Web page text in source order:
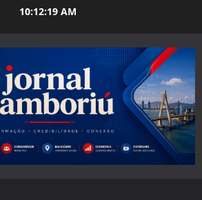
10:12:20 AM